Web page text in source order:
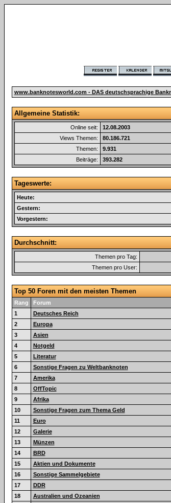
www.banknotesworld.com - DAS deutschsprachige
Allgemeine Statistik:
Online seit: 12.08.2003
Views Themen:
80.186.721
Themen:
9.931
Beiträge:
393.282
Tageswerte:
Heute:
Gestern:
Vorgestern:
Durchschnitt:
Themen pro Tag:
Themen pro User:
Top 50 Foren mit den meisten Themen
Rang Forum
1
Deutsches Reich
2
Europa
3
Asien
4
Notgeld
5
Literatur
6
Sonstige Fragen zu Weltbanknoten
7
Amerika
8
OffTopic
9
Afrika
10
Sonstige Fragen zum Thema Geld
11
Euro
12
Galerie
13
Münzen
14
BRD
15
Aktien und Dokumente
16
Sonstige Sammelgebiete
17
DDR
18
Australien und Ozeanien